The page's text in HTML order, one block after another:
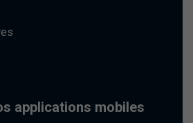
applications mobiles